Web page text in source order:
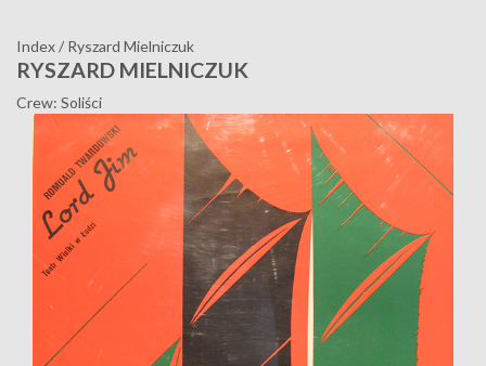
Index/ Ryszard Mielniczuk
RYSZARD MIELNICZUK
Crew: Soliści